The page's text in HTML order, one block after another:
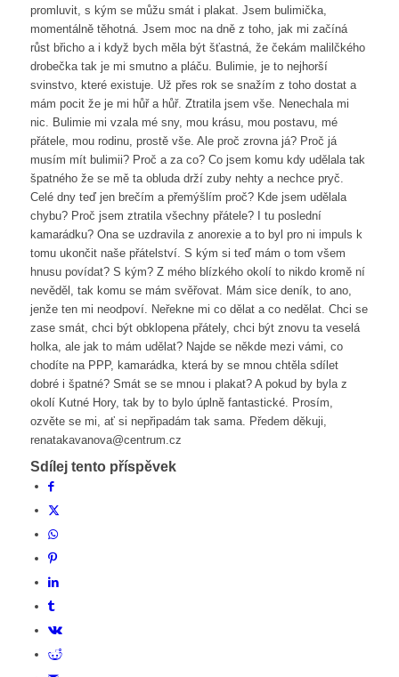
promluvit, s kým se můžu smát i plakat. Jsem bulimička,
momentálně těhotná. Jsem moc na dně z toho, jak mi začíná
růst břicho a i když bych měla být šťastná, že čekám malilčkého
drobečka tak je mi smutno a pláču. Bulimie, je to nejhorší
svinstvo, které existuje. Už přes rok se snažím z toho dostat a
mám pocit že je mi hůř a hůř. Ztratila jsem vše. Nenechala mi
nic. Bulimie mi vzala mé sny, mou krásu, mou postavu, mé
přátele, mou rodinu, prostě vše. Ale proč zrovna já? Proč já
musím mít bulimii? Proč a za co? Co jsem komu kdy udělala tak
špatného že se mě ta obluda drží zuby nehty a nechce pryč.
Celé dny teď jen brečím a přemýšlím proč? Kde jsem udělala
chybu? Proč jsem ztratila všechny přátele? I tu poslední
kamarádku? Ona se uzdravila z anorexie a to byl pro ni impuls k
tomu ukončit naše přátelství. S kým si teď mám o tom všem
hnusu povídat? S kým? Z mého blízkého okolí to nikdo kromě ní
nevěděl, tak komu se mám svěřovat. Mám sice deník, to ano,
jenže ten mi neodpoví. Neřekne mi co dělat a co nedělat. Chci se
zase smát, chci být obklopena přátely, chci být znovu ta veselá
holka, ale jak to mám udělat? Najde se někde mezi vámi, co
chodíte na PPP, kamarádka, která by se mnou chtěla sdílet
dobré i špatné? Smát se se mnou i plakat? A pokud by byla z
okolí Kutné Hory, tak by to bylo úplně fantastické. Prosím,
ozvěte se mi, ať si nepřipadám tak sama. Předem děkuji,
renatakavanova@centrum.cz
Sdílej tento příspěvek